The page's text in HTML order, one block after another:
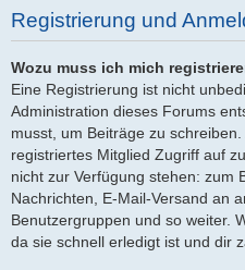
Registrierung und
Wozu muss ich mich
Eine Registrierung ist nicht
Administration dieses Forums
musst, um Beiträge zu
registriertes Mitglied Zugriff auf
nicht zur Verfügung stehen: zum
Nachrichten, E-Mail-Versand an
Benutzergruppen und so weiter.
da sie schnell erledigt ist und dir